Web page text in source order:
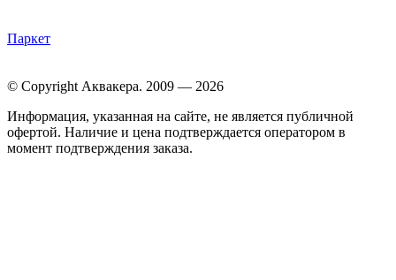
Паркет
© Copyright Аквакера. 2009 — 2026
Информация, указанная на сайте, не является публичной
офертой. Наличие и цена подтверждается оператором в
момент подтверждения заказа.